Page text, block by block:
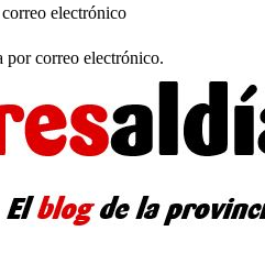
electrónico
por correo electrónico.